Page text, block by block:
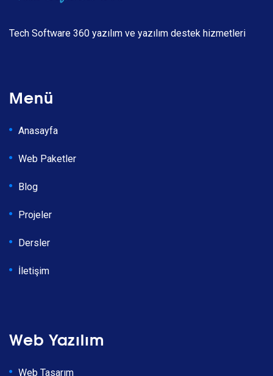
Tech Software 360 yazılım ve yazılım destek hizmetleri
Menü
Anasayfa
Web Paketler
Blog
Projeler
Dersler
İletişim
Web Yazılım
Web Tasarım